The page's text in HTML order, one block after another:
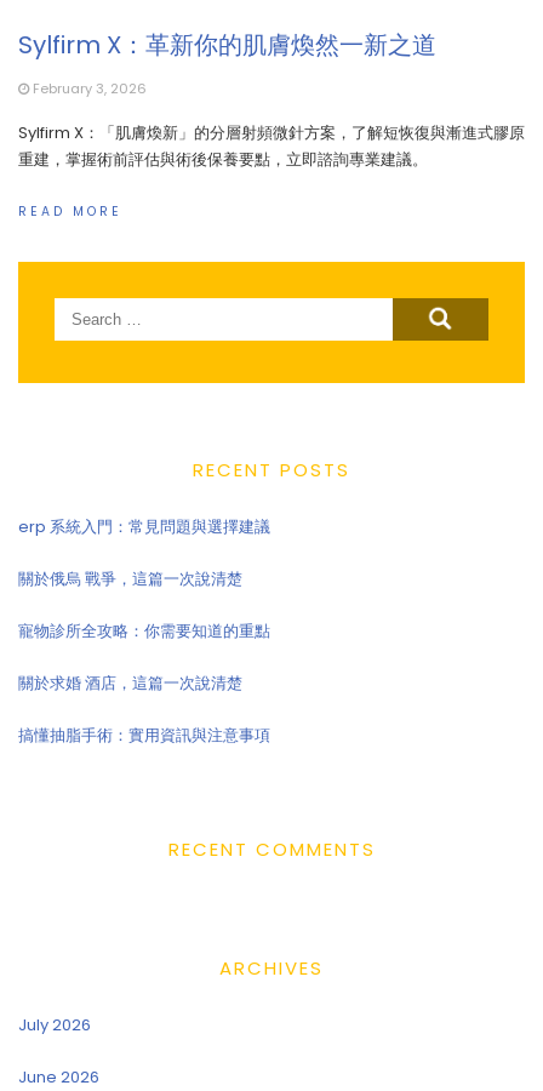
Sylfirm X：革新你的肌膚煥然一新之道
February 3, 2026
Sylfirm X：「肌膚煥新」的分層射頻微針方案，了解短恢復與漸進式膠原
重建，掌握術前評估與術後保養要點，立即諮詢專業建議。
READ MORE
Search
for:
RECENT POSTS
erp 系統入門：常見問題與選擇建議
關於俄烏 戰爭，這篇一次說清楚
寵物診所全攻略：你需要知道的重點
關於求婚 酒店，這篇一次說清楚
搞懂抽脂手術：實用資訊與注意事項
RECENT COMMENTS
ARCHIVES
July 2026
June 2026